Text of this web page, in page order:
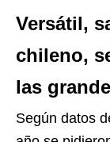
Versátil,
chileno,
las
Según datos